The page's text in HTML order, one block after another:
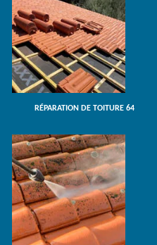
RÉPARATION DE TOITURE 64